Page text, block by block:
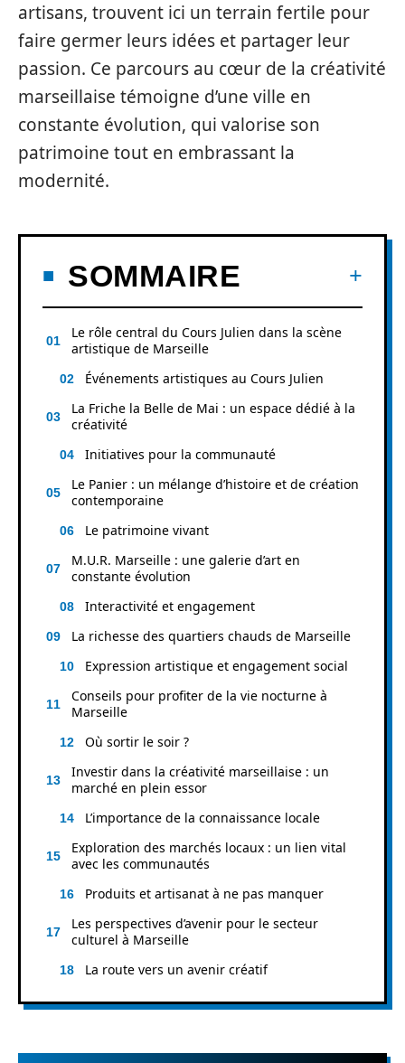
artisans, trouvent ici un terrain fertile pour
faire germer leurs idées et partager leur
passion. Ce parcours au cœur de la créativité
marseillaise témoigne d’une ville en
constante évolution, qui valorise son
patrimoine tout en embrassant la
modernité.
SOMMAIRE
Le rôle central du Cours Julien dans la scène
artistique de Marseille
Événements artistiques au Cours Julien
La Friche la Belle de Mai : un espace dédié à la
créativité
Initiatives pour la communauté
Le Panier : un mélange d’histoire et de création
contemporaine
Le patrimoine vivant
M.U.R. Marseille : une galerie d’art en
constante évolution
Interactivité et engagement
La richesse des quartiers chauds de Marseille
Expression artistique et engagement social
Conseils pour profiter de la vie nocturne à
Marseille
Où sortir le soir ?
Investir dans la créativité marseillaise : un
marché en plein essor
L’importance de la connaissance locale
Exploration des marchés locaux : un lien vital
avec les communautés
Produits et artisanat à ne pas manquer
Les perspectives d’avenir pour le secteur
culturel à Marseille
La route vers un avenir créatif